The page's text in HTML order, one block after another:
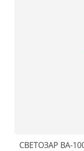
СВЕТОЗАР ВА-